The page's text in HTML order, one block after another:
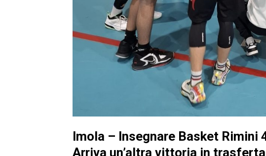
Imola – Insegnare Basket
Arriva un’altra vittoria in